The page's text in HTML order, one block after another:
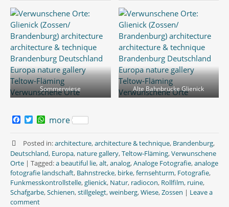
Sommerwiese Alte Bahnbrücke Glienick
c
e
b
o
o
k
T
i
t
t
e
r
W
a
t
s
A
p
p
more
Posted in:architecture,architecture & technique, Brandenburg,
Deutschland, Europa, nature gallery,Teltow-Fläming,Verwunschene
Orte | Tagged:a beautiful lie,alt,analog,Analoge Fotografie,analoge
fotografie landschaft, Bahnstrecke, birke,fernsehturm, Fotografie,
Funkmesskontrollstelle,glienick, Natur, radiocon, Rollfilm, ruine,
Schafgarbe,Schienen,stillgelegt,weinberg,Wiese,Zossen | Leave a
comment